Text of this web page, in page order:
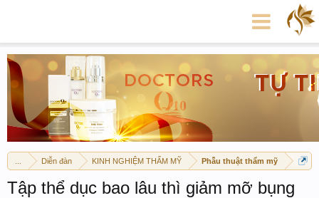
Diễn đàn KINH NGHIỆM THẨM MỸ Phẫu thuật thẩm mỹ
Tập thể dục bao lâu thì giảm mỡ bụng